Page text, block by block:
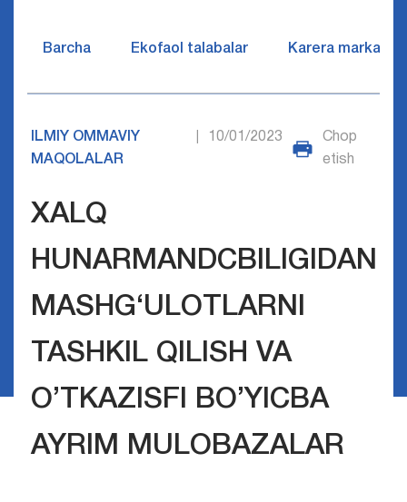
Barcha Ekofaol talabalar Karera markazi
ILMIY OMMAVIY
MAQOLALAR
10/01/2023
Chop
etish
XALQ
HUNARMANDCBILIGIDAN
MASHG‘ULOTLARNI
TASHKIL QILISH VA
O’TKAZISFI BO’YICBA
AYRIM MULOBAZALAR